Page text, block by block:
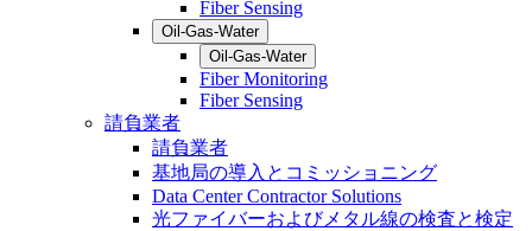
Fiber Sensing
Oil-Gas-Water
Oil-Gas-Water
Fiber Monitoring
Fiber Sensing
請負業者
請負業者
基地局の導入とコミッショニング
Data Center Contractor Solutions
光ファイバーおよびメタル線の検査と検定